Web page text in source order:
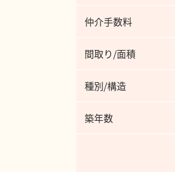
仲介手数料
間取り/面積
種別/構造
築年数